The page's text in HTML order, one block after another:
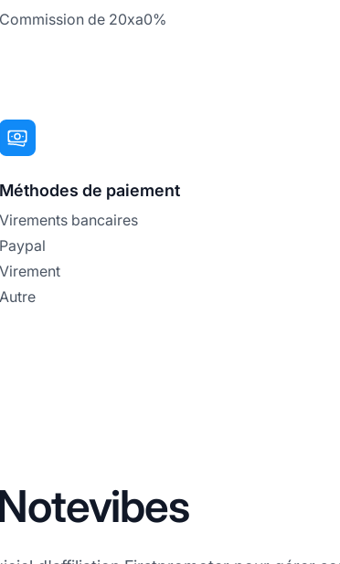
Commission de 20xa0%
Méthodes de paiement
Virements bancaires
Paypal
Virement
Autre